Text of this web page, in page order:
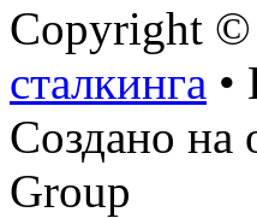
Copyright ©
сталкинга •
Создано на
Group